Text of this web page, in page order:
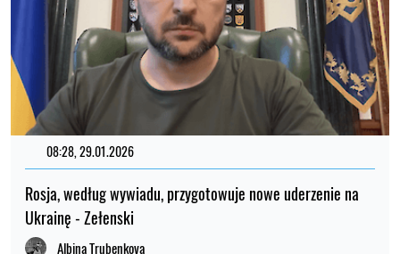
08:28, 29.01.2026
Rosja, według wywiadu, przygotowuje nowe uderzenie na
Ukrainę - Zełenski
Albina Trubenkova